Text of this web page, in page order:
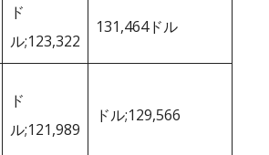
ド
ル;123,322
131,464ドル
ド
ル;121,989
ドル;129,566